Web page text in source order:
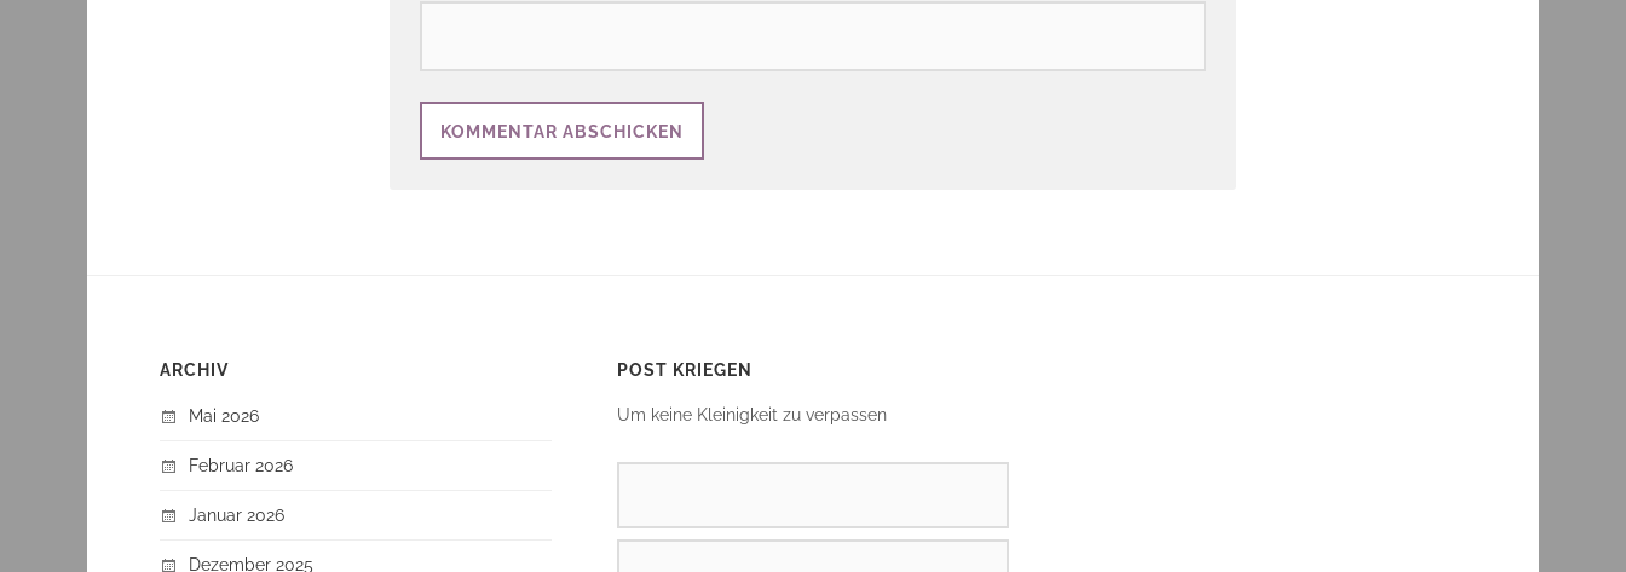
ARCHIV
Mai 2026
Februar 2026
Januar 2026
Dezember 2025
POST KRIEGEN
Um keine Kleinigkeit zu verpassen